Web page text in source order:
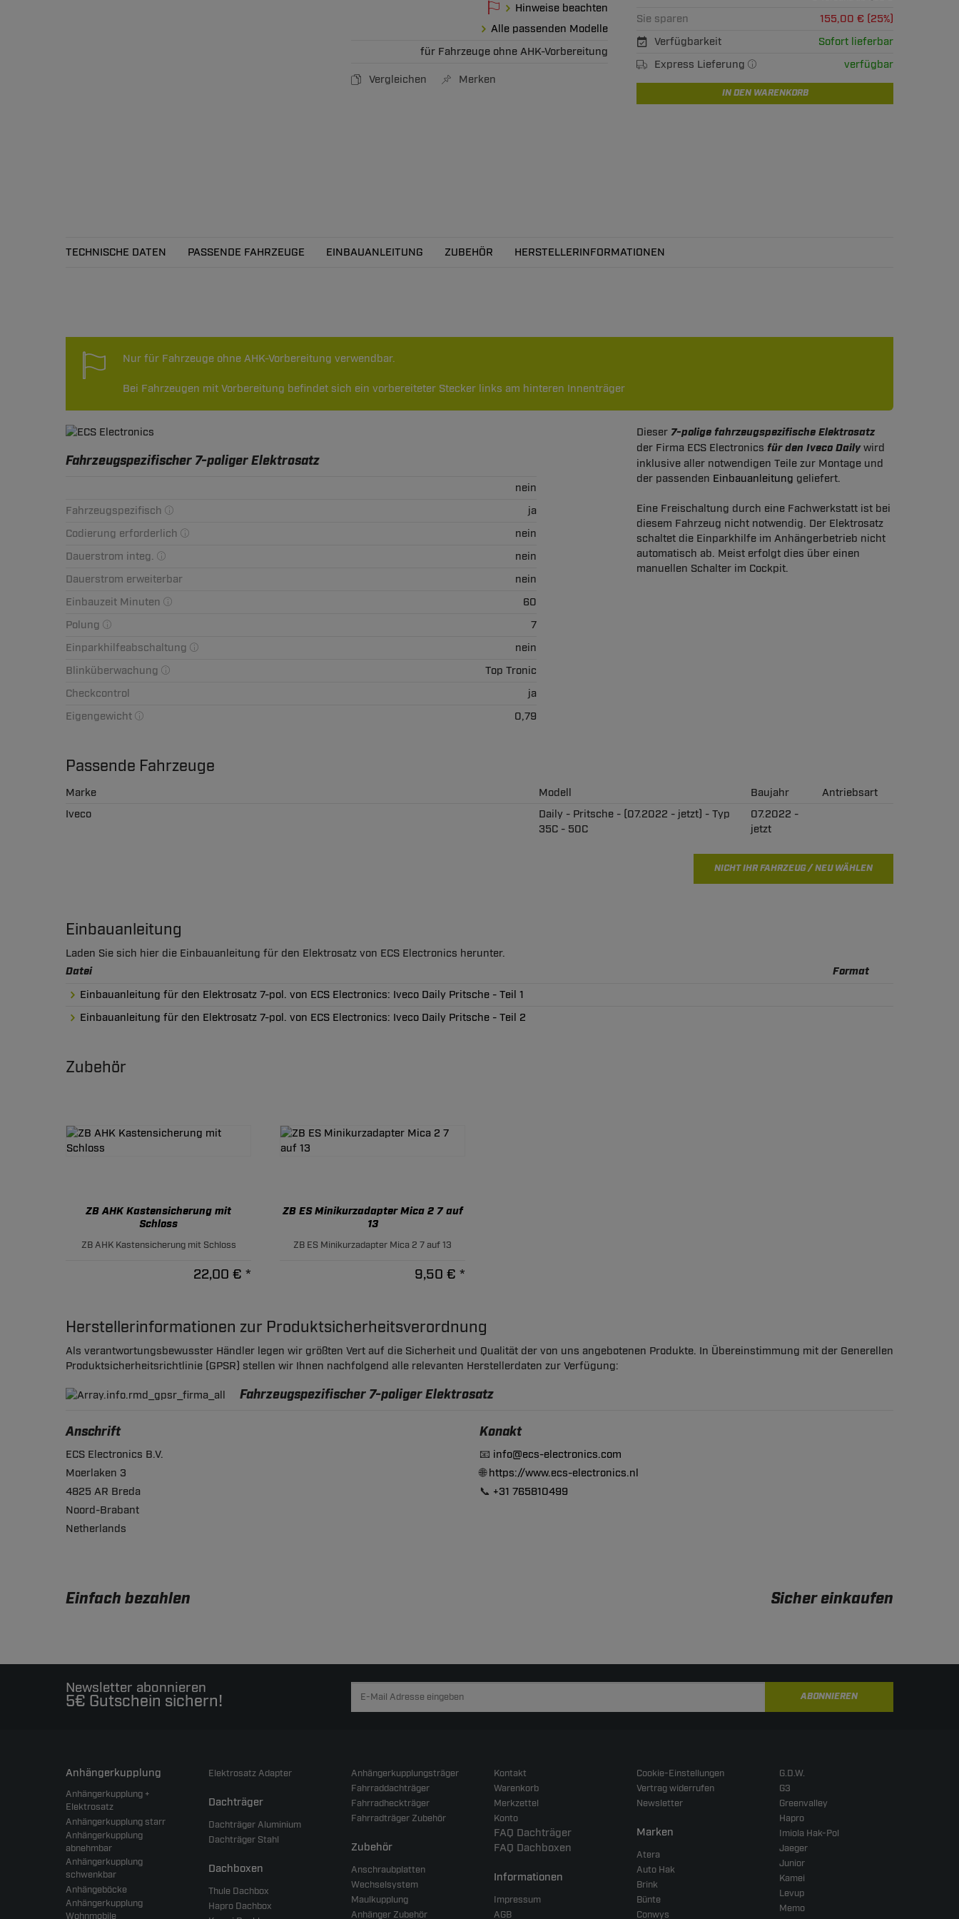
Hinweise beachten
Alle passenden Modelle
für Fahrzeuge ohne AHK-Vorbereitung
Vergleichen Merken
Sie sparen
155,00 € (25%)
Verfügbarkeit
Sofort lieferbar
Express Lieferung
verfügbar
IN DEN WARENKORB
TECHNISCHE DATEN PASSENDE FAHRZEUGE EINBAUANLEITUNG ZUBEHÖR HERSTELLERINFORMATIONEN
Nur für Fahrzeuge ohne AHK-Vorbereitung verwendbar.
Bei Fahrzeugen mit Vorbereitung befindet sich ein vorbereiteter Stecker links am hinteren Innenträger
Fahrzeugspezifischer 7-poliger Elektrosatz
nein
Fahrzeugspezifisch
ja
Codierung erforderlich
nein
Dauerstrom integ.
nein
Dauerstrom erweiterbar
nein
Einbauzeit Minuten
60
Polung
7
Einparkhilfeabschaltung
nein
Blinküberwachung
Top Tronic
Checkcontrol
ja
Eigengewicht
0,79
Dieser 7-polige fahrzeugspezifische Elektrosatz
der Firma ECS Electronics für den Iveco Dailywird
inklusive aller notwendigen Teile zur Montage und
der passenden Einbauanleitung geliefert.
Eine Freischaltung durch eine Fachwerkstatt ist bei
diesem Fahrzeug nicht notwendig. Der Elektrosatz
schaltet die Einparkhilfe im Anhängerbetrieb nicht
automatisch ab. Meist erfolgt dies über einen
manuellen Schalter im Cockpit.
Passende Fahrzeuge
Marke Modell Baujahr
Antriebsart
Iveco
Daily - Pritsche - (07.2022 - jetzt) - Typ
35C - 50C
07.2022 -
jetzt
NICHT IHR FAHRZEUG / NEU WÄHLEN
Einbauanleitung
Laden Sie sich hier die Einbauanleitung für den Elektrosatz von ECS Electronics herunter.
Datei Format
Einbauanleitung für den Elektrosatz 7-pol. von ECS Electronics: Iveco Daily Pritsche - Teil 1
Einbauanleitung für den Elektrosatz 7-pol. von ECS Electronics: Iveco Daily Pritsche - Teil 2
Zubehör
ZB AHK Kastensicherung mit
Schloss
ZB AHK Kastensicherung mit Schloss
22,00 € *
ZB ES Minikurzadapter Mica 2 7 auf
13
ZB ES Minikurzadapter Mica 2 7 auf 13
9,50 € *
Herstellerinformationen zur Produktsicherheitsverordnung
Als verantwortungsbewusster Händler legen wir größten Vert auf die Sicherheit und Qualität der von uns angebotenen Produkte. In Übereinstimmung mit der Generellen
Produktsicherheitsrichtlinie (GPSR) stellen wir Ihnen nachfolgend alle relevanten Herstellerdaten zur Verfügung:
Fahrzeugspezifischer 7-poliger Elektrosatz
Anschrift
ECS Electronics B.V.
Moerlaken 3
4825 AR Breda
Noord-Brabant
Netherlands
Konakt
📧 info@ecs-electronics.com
🌐https://www.ecs-electronics.nl
📞 +31 765810499
Einfach bezahlen Sicher einkaufen
Newsletter abonnieren
5€ Gutschein sichern! ABONNIEREN
Anhängerkupplung
Anhängerkupplung +
Elektrosatz
Anhängerkupplung starr
Anhängerkupplung
abnehmbar
Anhängerkupplung
schwenkbar
Anhängeböcke
Anhängerkupplung
Wohnmobile
Elektrosatz Adapter
Dachträger
Dachträger Aluminium
Dachträger Stahl
Dachboxen
Thule Dachbox
Hapro Dachbox
Anhängerkupplungsträger
Fahrraddachträger
Fahrradheckträger
Fahrradträger Zubehör
Zubehör
Anschraubplatten
Wechselsystem
Maulkupplung
Anhänger Zubehör
Kontakt
Warenkorb
Merkzettel
Konto
FAQ Dachträger
FAQ Dachboxen
Informationen
Impressum
AGB
Cookie-Einstellungen
Vertrag widerrufen
Newsletter
Marken
Atera
Auto Hak
Brink
Bünte
Conwys
G.D.W.
G3
Greenvalley
Hapro
Imiola Hak-Pol
Jaeger
Junior
Kamei
Levup
Memo